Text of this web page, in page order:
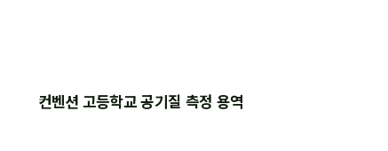
컨벤션 고등학교 공기질 측정 용역